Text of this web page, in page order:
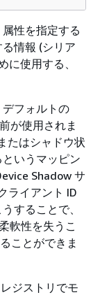
性を指定する
情報 (シリア
に使用する、
フォルトの
が使用されま
たはシャドウ状
いうマッピン
Shadow サ
ライアント ID
することで、
軟性を失うこ
ことができま
ジストリでモ